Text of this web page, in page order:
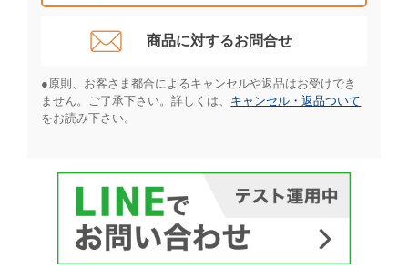
商品に対するお問合せ​
●原則、お客さま都合によるキャンセルや返品はお受けでき
ません。ご了承下さい。詳しくは、 キャンセル・返品ついて
をお読み下さい。​